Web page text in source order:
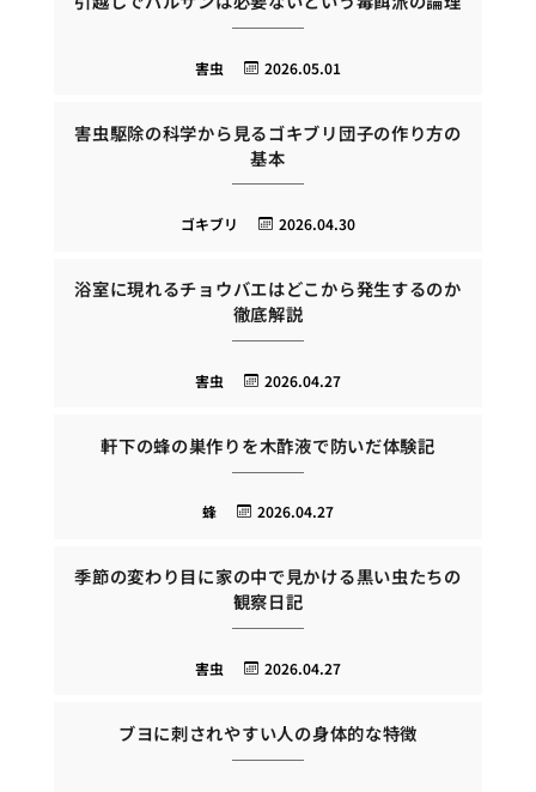
2026.05.01
害虫
害虫駆除の科学から見るゴキブリ団子の作り方の
基本
2026.04.30
ゴキブリ
浴室に現れるチョウバエはどこから発生するのか
徹底解説
2026.04.27
害虫
軒下の蜂の巣作りを木酢液で防いだ体験記
2026.04.27
蜂
季節の変わり目に家の中で見かける黒い虫たちの
観察日記
2026.04.27
害虫
ブヨに刺されやすい人の身体的な特徴